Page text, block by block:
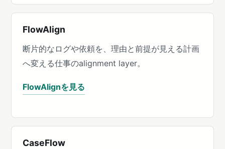
FlowAlign
断片的なログや依頼を、理由と前提が見える計画
へ変える仕事のalignment layer。
FlowAlignを見る
CaseFlow